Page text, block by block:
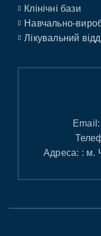
Клінічні бази
Навчально-
Лікувальний
Адреса: : м.